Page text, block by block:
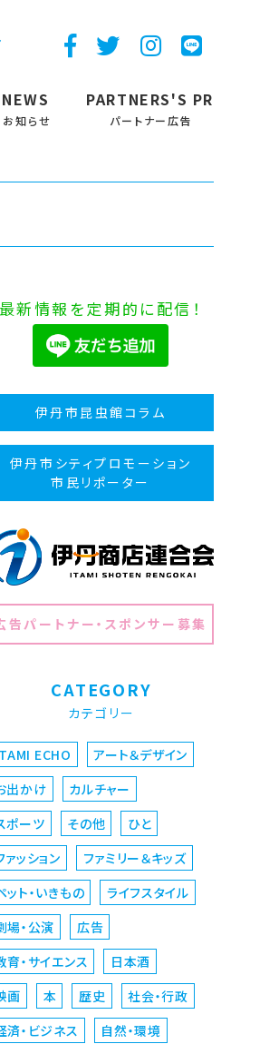
NEWS
お知らせ
PARTNERS'S PR
パートナー広告
最新情報を定期的に配信！
伊丹市昆虫館コラム
伊丹市シティプロモーション
市民リポーター
告パートナー・スポンサー募集
CATEGORY
カテゴリー
ECHO
アート＆デザイン
出かけ
カルチャー
ポーツ
その他
ひと
ァッション
ファミリー＆キッズ
ット・いきもの
ライフスタイル
場・公演
広告
育・サイエンス
日本酒
画
本 歴史
社会・行政
済・ビジネス
自然・環境